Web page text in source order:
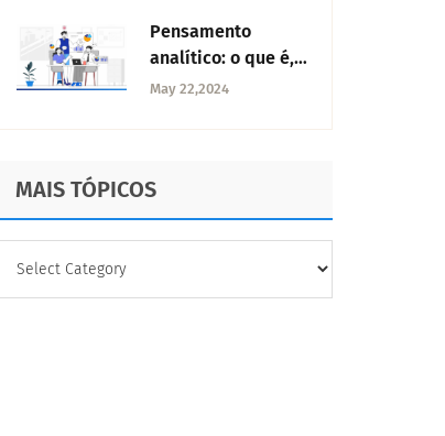
Pensamento
analítico: o que é,
caraterísticas e
lo
May 22,2024
MAIS TÓPICOS
TÓPICOS